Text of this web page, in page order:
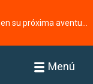
Menú